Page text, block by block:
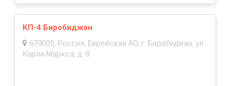
КП-4 Биробиджан
679005, Россия, Еврейская АО, г. Биробиджан, ул.
Карла-Маркса, д. 8